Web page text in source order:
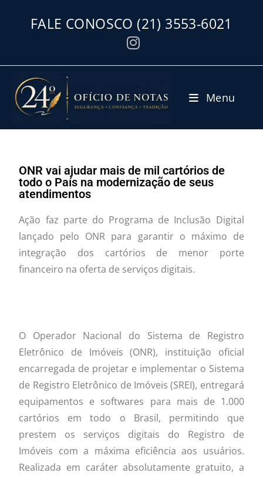
FALE CONOSCO (21) 3553-6021
Menu
ONR vai ajudar mais de mil cartórios de
todo o País na modernização de seus
atendimentos
Ação faz parte do Programa de Inclusão Digital
lançado pelo ONR para garantir o máximo de
integração dos cartórios de menor porte
financeiro na oferta de serviços digitais.
O Operador Nacional do Sistema de Registro
Eletrônico de Imóveis (ONR), instituição oficial
encarregada de projetar e implementar o Sistema
de Registro Eletrônico de Imóveis (SREI), entregará
equipamentos e softwares para mais de 1.000
cartórios em todo o Brasil, permitindo que
prestem os serviços digitais do Registro de
Imóveis com a máxima eficiência aos usuários.
Realizada em caráter absolutamente gratuito, a